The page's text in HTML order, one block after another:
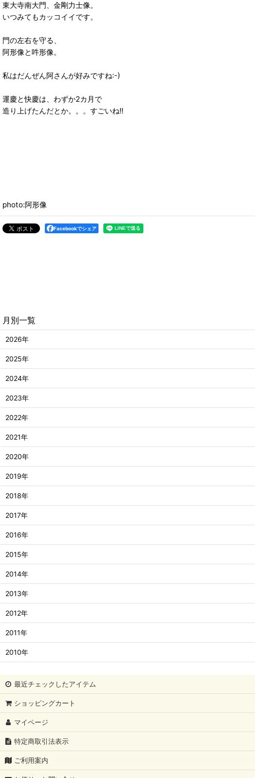
東大寺南大門、金剛力士像。
いつみてもカッコイイです。
門の左右を守る、
阿形像と吽形像。
私はだんぜん阿さんが好みですね:-)
運慶と快慶は、わずか2カ月で
造り上げたんだとか。。。すごいね!!
photo:阿形像
Facebookでシェア
月別一覧
2026年
2025年
2024年
2023年
2022年
2021年
2020年
2019年
2018年
2017年
2016年
2015年
2014年
2013年
2012年
2011年
2010年
最近チェックしたアイテム
ショッピングカート
マイページ
特定商取引法表示
ご利用案内